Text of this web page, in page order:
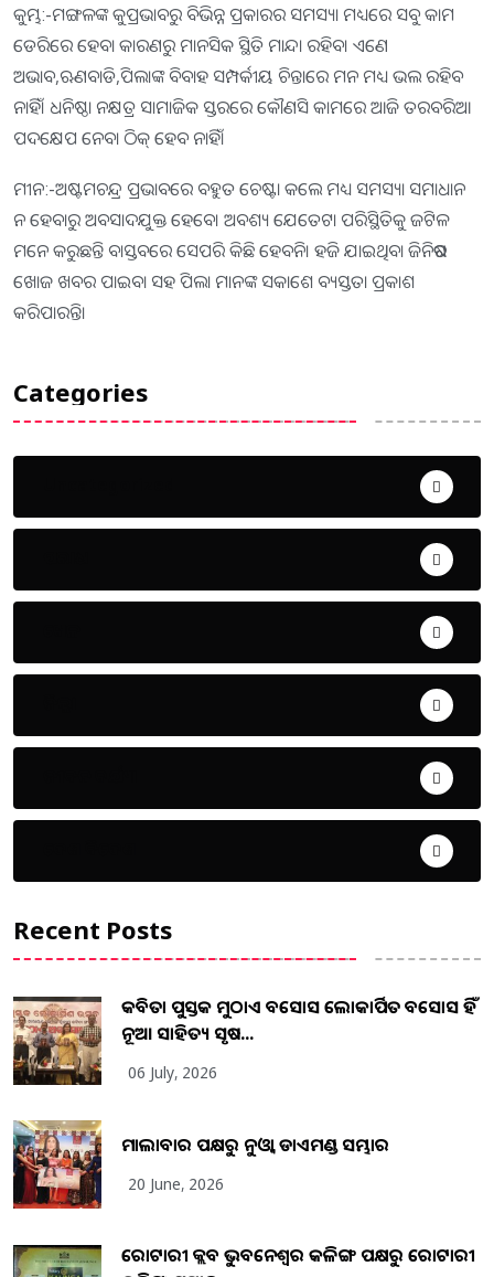
କୁମ୍ଭ:-ମଙ୍ଗଳଙ୍କ କୁପ୍ରଭାବରୁ ବିଭିନ୍ନ ପ୍ରକାରର ସମସ୍ୟା ମଧ୍ୟରେ ସବୁ କାମ
ଡେରିରେ ହେବା କାରଣରୁ ମାନସିକ ସ୍ଥିତି ମାନ୍ଦା ରହିବ। ଏଣେ
ଅଭାବ,ଋଣବାଡି,ପିଲାଙ୍କ ବିବାହ ସମ୍ପର୍କୀୟ ଚିନ୍ତାରେ ମନ ମଧ୍ୟ ଭଲ ରହିବ
ନାହିଁ। ଧନିଷ୍ଠା ନକ୍ଷତ୍ର ସାମାଜିକ ସ୍ତରରେ କୌଣସି କାମରେ ଆଜି ତରବରିଆ
ପଦକ୍ଷେପ ନେବା ଠିକ୍‌ ହେବ ନାହିଁ।
ମୀନ:-ଅଷ୍ଟମଚନ୍ଦ୍ର ପ୍ରଭାବରେ ବହୁତ ଚେଷ୍ଟା କଲେ ମଧ୍ୟ ସମସ୍ୟା ସମାଧାନ
ନ ହେବାରୁ ଅବସାଦଯୁକ୍ତ ହେବେ। ଅବଶ୍ୟ ଯେତେଟା ପରିସ୍ଥିତିକୁ ଜଟିଳ
ମନେ କରୁଛନ୍ତି ବାସ୍ତବରେ ସେପରି କିଛି ହେବନି। ହଜି ଯାଇଥିବା ଜିନିଷର
ଖୋଜ ଖବର ପାଇବା ସହ ପିଲା ମାନଙ୍କ ସକାଶେ ବ୍ୟସ୍ତତା ପ୍ରକାଶ
କରିପାରନ୍ତି।
Categories
Recent Posts
କବିତା ପୁସ୍ତକ ମୁଠାଏ ଅବସୋସ ଲୋକାର୍ପିତ ଅବସୋସ ହିଁ
ନୂଆ ସାହିତ୍ୟ ସୃଷ...
06 July, 2026
ମାଲାବାର ପକ୍ଷରୁ ନୁଓ୍ବା ଡାଏମଣ୍ଡ ସମ୍ଭାର
20 June, 2026
ରୋଟାରୀ କ୍ଲବ ଭୁବନେଶ୍ୱର କଳିଙ୍ଗ ପକ୍ଷରୁ ରୋଟାରୀ